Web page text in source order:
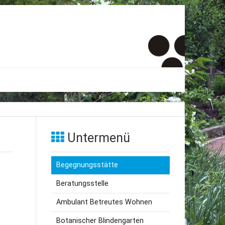
Untermenü
Begegnungsstätte
Beratungsstelle
Ambulant Betreutes Wohnen
Botanischer Blindengarten